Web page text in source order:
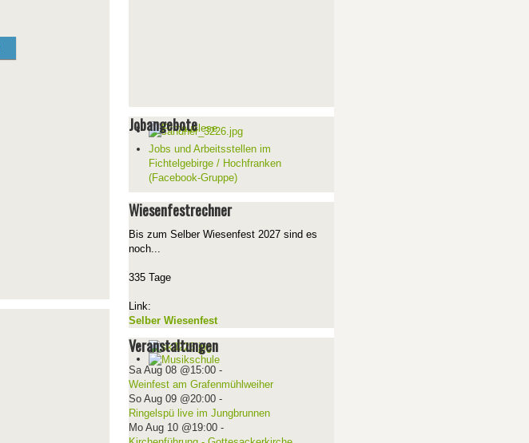
Jobangebote
Jobs und Arbeitsstellen im
Fichtelgebirge / Hochfranken
(Facebook-Gruppe)
Wiesenfestrechner
Bis zum Selber Wiesenfest 2027 sind es
noch...
335 Tage
Link:
Selber Wiesenfest
Veranstaltungen
Sa Aug 08 @15:00-
Weinfest am Grafenmühlweiher
So Aug 09 @20:00-
Ringelspü live im Jungbrunnen
Mo Aug 10 @19:00-